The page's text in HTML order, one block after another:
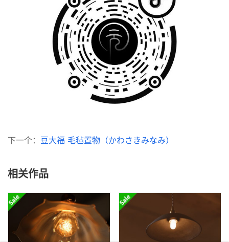
下一个： 豆大福 毛毡置物（かわさきみなみ）
相关作品